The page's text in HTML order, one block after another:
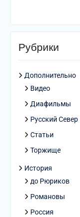
Рубрики
Дополнительно
Видео
Диафильмы
Русский Север
Статьи
Торжище
История
до Рюриков
Романовы
Россия